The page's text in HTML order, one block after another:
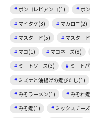
ボンゴレビアンコ(1)
ポ
マイタケ(3)
マカロニ(2)
マスタード(5)
マスター
マヨ(1)
マヨネーズ(8)
ミートソース(3)
ミート
ミズナと油揚げの煮びたし(1)
みそラーメン(1)
みぞれ
みそ煮(1)
ミックスチー